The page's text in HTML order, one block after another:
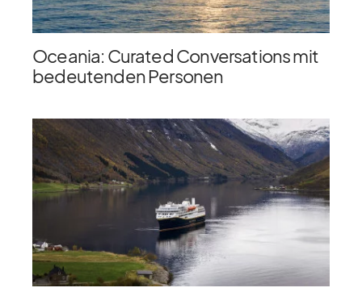
Oceania: Curated Conversations mit
bedeutenden Personen